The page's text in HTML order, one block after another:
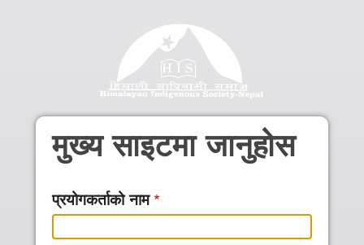
मुख्य साइटमा जानुहोस
प्रयोगकर्ताको नाम